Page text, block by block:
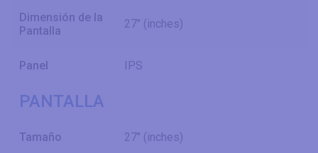
Dimensión de la
Pantalla
27" (inches)
Panel IPS
PANTALLA
Tamaño 27" (inches)